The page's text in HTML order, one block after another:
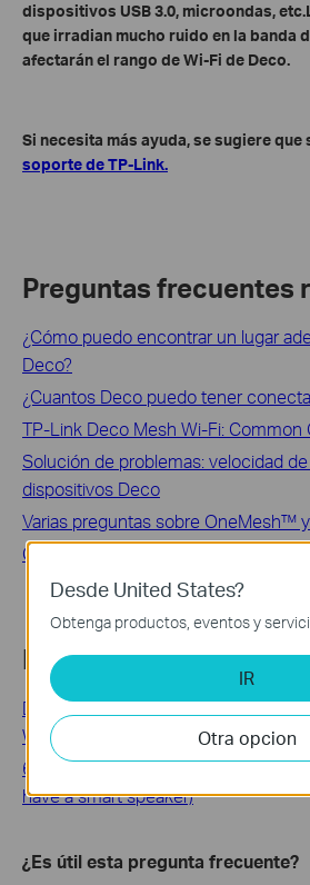
dispositivos USB 3.0, microondas,
que irradian mucho ruido en la banda
afectarán el rango de Wi-Fi de Deco.
Si necesita más ayuda, se sugiere que
soporte de TP-Link.
Preguntas frecuentes
¿Cómo puedo encontrar un lugar
Deco?
¿Cuantos Deco puedo tener
TP-Link Deco Mesh Wi-Fi:
Solución de problemas: velocidad
dispositivos Deco
Varias preguntas sobre OneMesh™
General questions about PoE
Buscando mas
Deco X55: The Most Comprehensive
WiFi 6 Solution
6 Reasons to Buy the Deco Voice
have a smart speaker)
¿Es útil esta pregunta frecuente?
Desde United States?
Obtenga productos, eventos y
IR
Otra opcion